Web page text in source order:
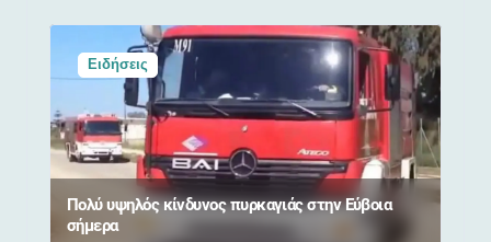
Ειδήσεις
Πολύ υψηλός κίνδυνος πυρκαγιάς στην Εύβοια
σήμερα